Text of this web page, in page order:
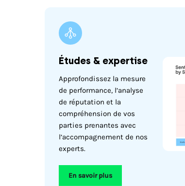
Études & expertise
Approfondissez la mesure
de performance, l’analyse
de réputation et la
compréhension de vos
parties prenantes avec
l’accompagnement de nos
experts.
En savoir plus